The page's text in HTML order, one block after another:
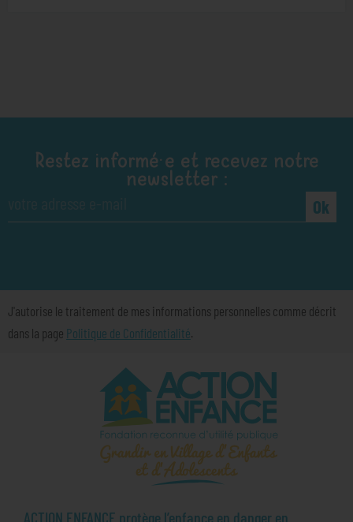
Restez informé·e et recevez notre
newsletter :
Ok
J'autorise le traitement de mes informations personnelles comme décrit
dans la page Politique de Confidentialité.
ACTION ENFANCE protège l’enfance en danger en